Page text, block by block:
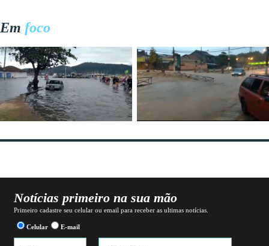
Em foco
Notícias primeiro na sua mão
Primeiro cadastre seu celular ou email para receber as ultimas notícias.
Celular E-mail